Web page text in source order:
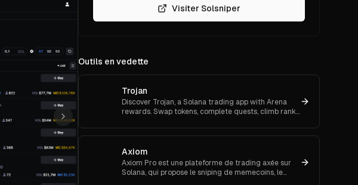
Suivant
Visiter Solsniper
Outils en vedette
Trojan
Discover Trojan, a Solana trading app with Arena
rewards. Swap tokens, complete quests, climb ranks,
start earn
Axiom
Axiom Pro est une plateforme de trading axée sur
Solana, qui propose le sniping de memecoins, le